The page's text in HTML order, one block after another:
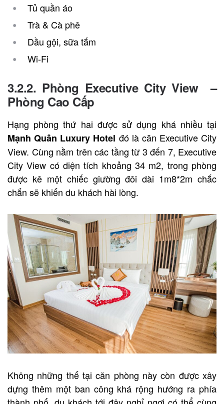
Tủ quần áo
Trà & Cà phê
Dầu gội, sữa tắm
Wi-Fi
3.2.2. Phòng Executive City View –
Phòng Cao Cấp
Hạng phòng thứ hai được sử dụng khá nhiều tại
Mạnh Quân Luxury Hotel đó là căn Executive City
View. Cùng nằm trên các tầng từ 3 đến 7, Executive
City View có diện tích khoảng 34 m2, trong phòng
được kê một chiếc giường đôi dài 1m8*2m chắc
chắn sẽ khiến du khách hài lòng.
Không những thế tại căn phòng này còn được xây
dựng thêm một ban công khá rộng hướng ra phía